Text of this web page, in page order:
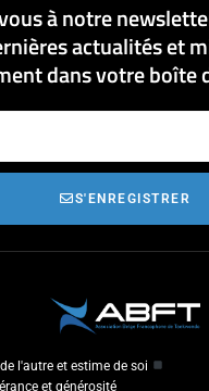
à notre
actualités et
dans votre boîte
S'ENREGISTRER
l'autre et estime de soi
et générosité